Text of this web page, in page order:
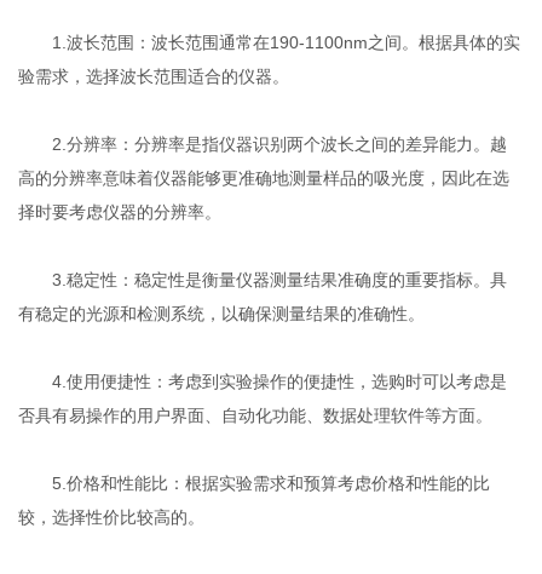
1.波长范围：波长范围通常在190-1100nm之间。根据具体的实
验需求，选择波长范围适合的仪器。
2.分辨率：分辨率是指仪器识别两个波长之间的差异能力。越
高的分辨率意味着仪器能够更准确地测量样品的吸光度，因此在选
择时要考虑仪器的分辨率。
3.稳定性：稳定性是衡量仪器测量结果准确度的重要指标。具
有稳定的光源和检测系统，以确保测量结果的准确性。
4.使用便捷性：考虑到实验操作的便捷性，选购时可以考虑是
否具有易操作的用户界面、自动化功能、数据处理软件等方面。
5.价格和性能比：根据实验需求和预算考虑价格和性能的比
较，选择性价比较高的。